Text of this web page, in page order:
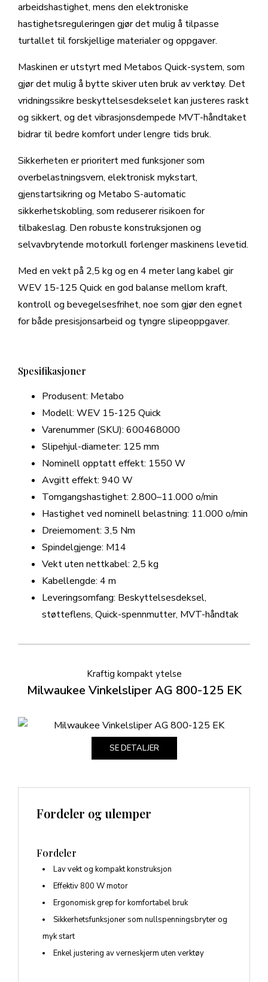
arbeidshastighet, mens den elektroniske
hastighetsreguleringen gjør det mulig å tilpasse
turtallet til forskjellige materialer og oppgaver.
Maskinen er utstyrt med Metabos Quick-system, som
gjør det mulig å bytte skiver uten bruk av verktøy. Det
vridningssikre beskyttelsesdekselet kan justeres raskt
og sikkert, og det vibrasjonsdempede MVT-håndtaket
bidrar til bedre komfort under lengre tids bruk.
Sikkerheten er prioritert med funksjoner som
overbelastningsvern, elektronisk mykstart,
gjenstartsikring og Metabo S-automatic
sikkerhetskobling, som reduserer risikoen for
tilbakeslag. Den robuste konstruksjonen og
selvavbrytende motorkull forlenger maskinens levetid.
Med en vekt på 2,5 kg og en 4 meter lang kabel gir
WEV 15-125 Quick en god balanse mellom kraft,
kontroll og bevegelsesfrihet, noe som gjør den egnet
for både presisjonsarbeid og tyngre slipeoppgaver.
Spesifikasjoner
Produsent: Metabo
Modell: WEV 15-125 Quick
Varenummer (SKU): 600468000
Slipehjul-diameter: 125 mm
Nominell opptatt effekt: 1550 W
Avgitt effekt: 940 W
Tomgangshastighet: 2.800–11.000 o/min
Hastighet ved nominell belastning: 11.000 o/min
Dreiemoment: 3,5 Nm
Spindelgjenge: M14
Vekt uten nettkabel: 2,5 kg
Kabellengde: 4 m
Leveringsomfang: Beskyttelsesdeksel,
støtteflens, Quick-spennmutter, MVT-håndtak
Kraftig kompakt ytelse
Milwaukee Vinkelsliper AG 800-125 EK
Fordeler og ulemper
Fordeler
Lav vekt og kompakt konstruksjon
Effektiv 800 W motor
Ergonomisk grep for komfortabel bruk
Sikkerhetsfunksjoner som nullspenningsbryter og
myk start
Enkel justering av verneskjerm uten verktøy
SE DETALJER